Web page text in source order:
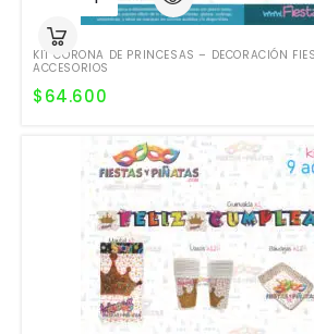
KIT CORONA DE PRINCESAS – DECORACIÓN
ACCESORIOS
$64.600